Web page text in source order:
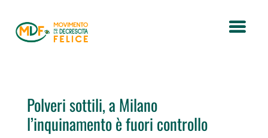
Polveri sottili, a Milano
l’inquinamento è fuori controllo